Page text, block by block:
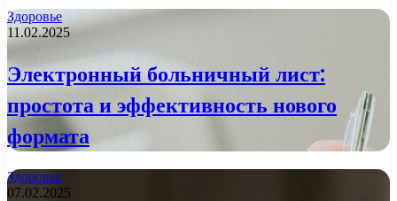
Здоровье
11.02.2025
Электронный больничный лист:
простота и эффективность нового
формата
Здоровье
07.02.2025